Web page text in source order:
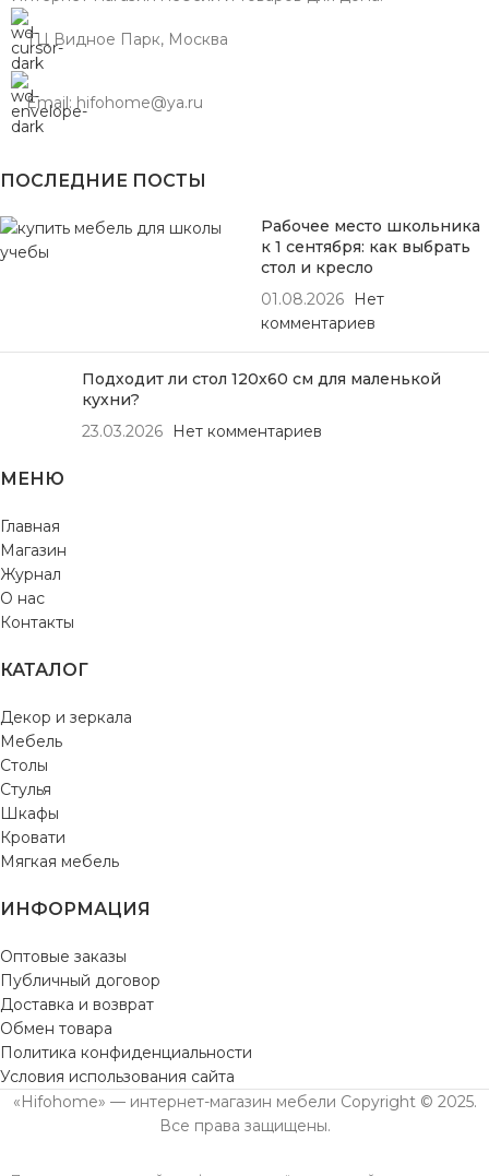
ТЦ Видное Парк, Москва
Email: hifohome@ya.ru
ПОСЛЕДНИЕ ПОСТЫ
Рабочее место школьника
к 1 сентября: как выбрать
стол и кресло
01.08.2026
Нет
комментариев
Подходит ли стол 120х60 см для маленькой
кухни?
23.03.2026
Нет комментариев
МЕНЮ
Главная
Магазин
Журнал
О нас
Контакты
КАТАЛОГ
Декор и зеркала
Мебель
Столы
Стулья
Шкафы
Кровати
Мягкая мебель
ИНФОРМАЦИЯ
Оптовые заказы
Публичный договор
Доставка и возврат
Обмен товара
Политика конфиденциальности
Условия использования сайта
«Hifohome» — интернет-магазин мебели Copyright © 2025.
Все права защищены.